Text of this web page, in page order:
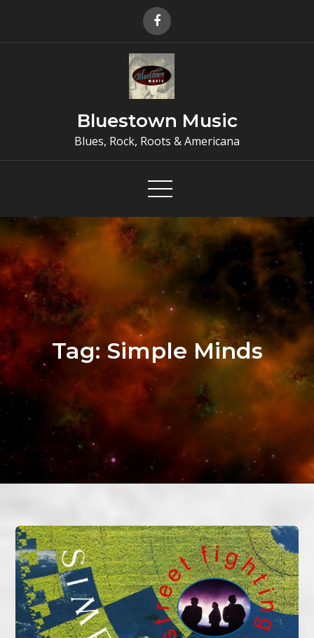
Bluestown Music
Blues, Rock, Roots & Americana
Tag: Simple Minds